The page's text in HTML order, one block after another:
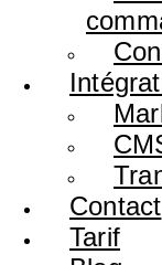
Contact
Tarif